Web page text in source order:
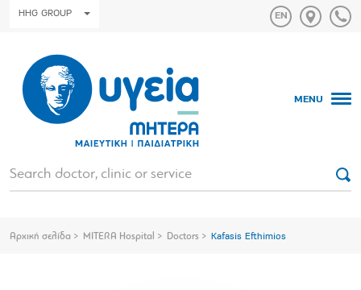
HHG GROUP
MENU
Αρχική σελίδα MITERA Hospital Doctors Kafasis Efthimios